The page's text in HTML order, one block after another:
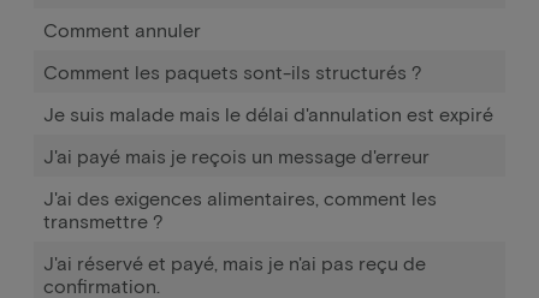
Comment annuler
Comment les paquets sont-ils structurés ?
Je suis malade mais le délai d'annulation est expiré
J'ai payé mais je reçois un message d'erreur
J'ai des exigences alimentaires, comment les
transmettre ?
J'ai réservé et payé, mais je n'ai pas reçu de
confirmation.